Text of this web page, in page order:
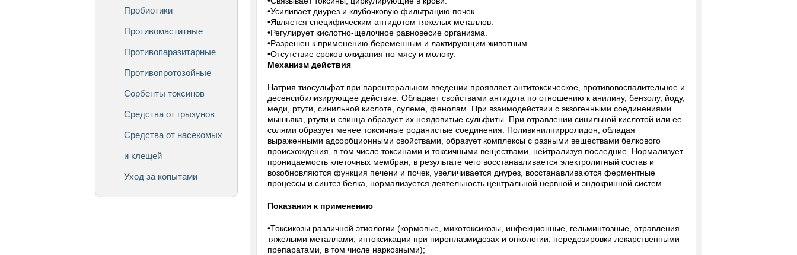
Пробиотики
Противомаститные
Противопаразитарные
Противопротозойные
Сорбенты токсинов
Средства от грызунов
Средства от насекомых
и клещей
Уход за копытами
•Усиливает диурез и клубочковую фильтрацию почек.
•Является специфическим антидотом тяжелых металлов.
•Регулирует кислотно-щелочное равновесие организма.
•Разрешен к применению беременным и лактирующим животным.
•Отсутствие сроков ожидания по мясу и молоку.
Механизм действия
Натрия тиосульфат при парентеральном введении проявляет антитоксическое, противовоспалительное и
десенсибилизирующее действие. Обладает свойствами антидота по отношению к анилину, бензолу, йоду,
меди, ртути, синильной кислоте, сулеме, фенолам. При взаимодействии с экзогенными соединениями
мышьяка, ртути и свинца образует их неядовитые сульфиты. При отравлении синильной кислотой или ее
солями образует менее токсичные роданистые соединения. Поливинилпирролидон, обладая
выраженными адсорбционными свойствами, образует комплексы с разными веществами белкового
происхождения, в том числе токсинами и токсичными веществами, нейтрализуя последние. Нормализует
проницаемость клеточных мембран, в результате чего восстанавливается электролитный состав и
возобновляются функция печени и почек, увеличивается диурез, восстанавливаются ферментные
процессы и синтез белка, нормализуется деятельность центральной нервной и эндокринной систем.
Показания к применению
•Токсикозы различной этиологии (кормовые, микотоксикозы, инфекционные, гельминтозные, отравления
тяжелыми металлами, интоксикации при пироплазмидозах и онкологии, передозировки лекарственными
препаратами, в том числе наркозными);